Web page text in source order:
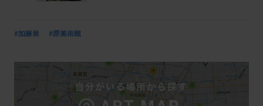
#加藤泉 #原美術館